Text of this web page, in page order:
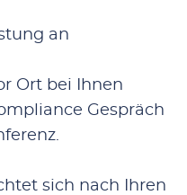
an
Ort bei Ihnen
Gespräch
sich nach Ihren